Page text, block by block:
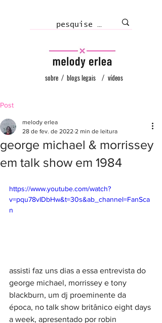
sobre / blogs legais / vídeos
Post
george michael & morrissey
em talk show em 1984
melody erlea
28 de fev. de 2022 2 min de leitura
https://www.youtube.com/watch?
v=pqu78vIDbHw&t=30s&ab_channel=FanSca
n
assisti faz uns dias a essa entrevista do
george michael, morrissey e tony
blackburn, um dj proeminente da
época, no talk show britânico eight days
a week, apresentado por robin